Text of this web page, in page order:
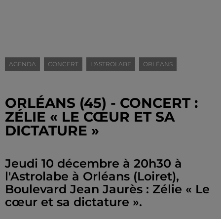
AGENDA CONCERT L'ASTROLABE ORLÉANS
ORLÉANS (45) - CONCERT :
ZÉLIE « LE CŒUR ET SA
DICTATURE »
Jeudi 10 décembre à 20h30 à
l'Astrolabe à Orléans (Loiret),
Boulevard Jean Jaurès : Zélie « Le
cœur et sa dictature ».